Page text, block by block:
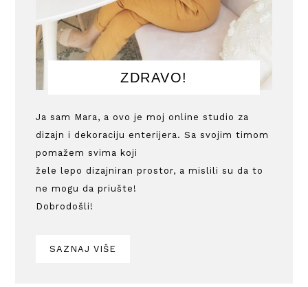
ZDRAVO!
Ja sam Mara, a ovo je moj online studio za
dizajn i dekoraciju enterijera. Sa svojim timom
pomažem svima koji
žele lepo dizajniran prostor, a mislili su da to
ne mogu da priušte!
Dobrodošli!
SAZNAJ VIŠE